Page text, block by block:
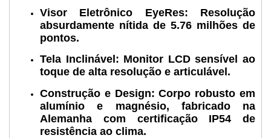
Visor Eletrônico EyeRes: Resolução
absurdamente nítida de 5.76 milhões de
pontos.
Tela Inclinável: Monitor LCD sensível ao
toque de alta resolução e articulável.
Construção e Design: Corpo robusto em
alumínio e magnésio, fabricado na
Alemanha com certificação IP54 de
resistência ao clima.